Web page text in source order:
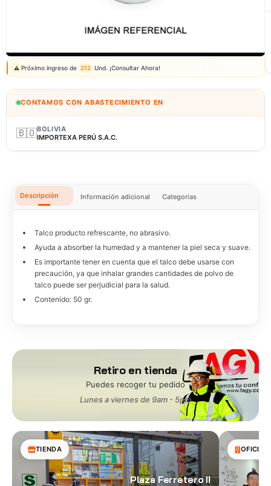
⚠️ Próximo ingreso de 212 Und. ¡Consultar Ahora!
CONTAMOS CON ABASTECIMIENTO EN
🇧🇴BOLIVIA
IMPORTEXA PERÚ S.A.C.
Descripción Información adicional Categorías
Talco producto refrescante, no abrasivo.
Ayuda a absorber la humedad y a mantener la piel seca y suave.
Es importante tener en cuenta que el talco debe usarse con
precaución, ya que inhalar grandes cantidades de polvo de
talco puede ser perjudicial para la salud.
Contenido: 50 gr.
Retiro en tienda
Puedes recoger tu pedido
Lunes a viernes de 9am - 5pm
TIENDA
Plaza Ferretero II
OFICINA